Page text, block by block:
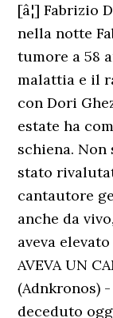
[â¦] Fabrizio
nella notte
tumore a 58
malattia e il
con Dori
estate ha
schiena.
stato
cantautore
anche da
aveva elevato
AVEVA UN
(Adnkronos)
deceduto